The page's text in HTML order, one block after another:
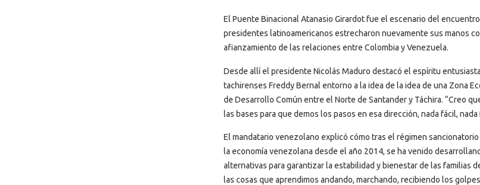
El Puente Binacional Atanasio Girardot fue el escenario del
presidentes latinoamericanos estrecharon nuevamente sus manos
afianzamiento de las relaciones entre Colombia y Venezuela.
Desde allí el presidente Nicolás Maduro destacó el espíritu
tachirenses Freddy Bernal entorno a la idea de la idea de una Zona
de Desarrollo Común entre el Norte de Santander y Táchira. “Creo
las bases para que demos los pasos en esa dirección, nada fácil, nada
El mandatario venezolano explicó cómo tras el régimen
la economía venezolana desde el año 2014, se ha venido
alternativas para garantizar la estabilidad y bienestar de las familias
las cosas que aprendimos andando, marchando, recibiendo los